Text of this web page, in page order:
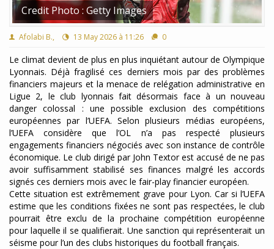
Credit Photo : Getty Images
Afolabi B., 13 May 2026 à 11:26 0
Le climat devient de plus en plus inquiétant autour de Olympique
Lyonnais. Déjà fragilisé ces derniers mois par des problèmes
financiers majeurs et la menace de relégation administrative en
Ligue 2, le club lyonnais fait désormais face à un nouveau
danger colossal : une possible exclusion des compétitions
européennes par l’UEFA. Selon plusieurs médias européens,
l’UEFA considère que l’OL n’a pas respecté plusieurs
engagements financiers négociés avec son instance de contrôle
économique. Le club dirigé par John Textor est accusé de ne pas
avoir suffisamment stabilisé ses finances malgré les accords
signés ces derniers mois avec le fair-play financier européen.
Cette situation est extrêmement grave pour Lyon. Car si l’UEFA
estime que les conditions fixées ne sont pas respectées, le club
pourrait être exclu de la prochaine compétition européenne
pour laquelle il se qualifierait. Une sanction qui représenterait un
séisme pour l’un des clubs historiques du football français.